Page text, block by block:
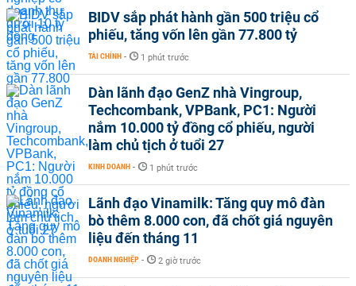
BIDV sắp phát hành gần 500 triệu cổ
phiếu, tăng vốn lên gần 77.800 tỷ
TÀI CHÍNH - 1 phút trước
Dàn lãnh đạo GenZ nhà Vingroup,
Techcombank, VPBank, PC1: Người
nắm 10.000 tỷ đồng cổ phiếu, người
làm chủ tịch ở tuổi 27
KINH DOANH - 1 phút trước
Lãnh đạo Vinamilk: Tăng quy mô đàn
bò thêm 8.000 con, đã chốt giá nguyên
liệu đến tháng 11
DOANH NGHIỆP - 2 giờ trước